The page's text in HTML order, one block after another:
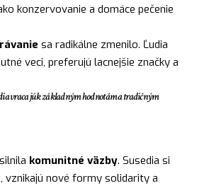
konzervovanie a domáce pečenie
sa radikálne zmenilo. Ľudia
veci, preferujú lacnejšie značky a
vracajú k základným hodnotám a tradičným
komunitné väzby. Susedia si
vznikajú nové formy solidarity a